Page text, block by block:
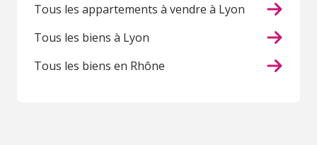
Tous les appartements à vendre à Lyon
Tous les biens à Lyon
Tous les biens en Rhône